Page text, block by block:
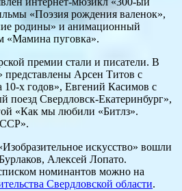
«Поэзия рождения валенок»,
родины» и анимационный
«Мамина пуговка».
премии стали и писатели. В
Арсен Титов с
х годов», Евгений Касимов с
поезд Свердловск-Екатеринбург»,
«Как мы любили «Битлз».
искусство» вошли
Алексей Лопато.
номинантов можно на
Свердловской области.